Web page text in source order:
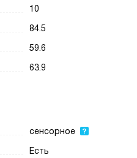
10
84.5
59.6
63.9
сенсорное
Есть